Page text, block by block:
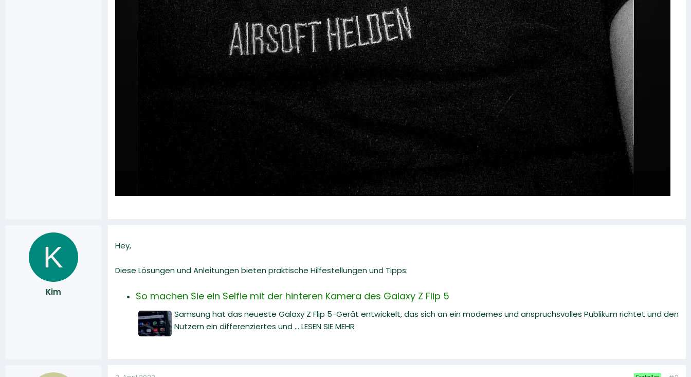
K
Kim
Hey,
Diese Lösungen und Anleitungen bieten praktische Hilfestellungen und Tipps:
So machen Sie ein Selfie mit der hinteren Kamera des Galaxy Z Flip 5
Samsung hat das neueste Galaxy Z Flip 5-Gerät entwickelt, das sich an ein modernes und anspruchsvolles Publikum richtet und den
Nutzern ein differenziertes und ... LESEN SIE MEHR